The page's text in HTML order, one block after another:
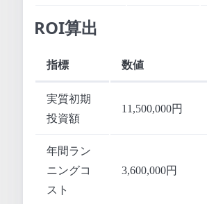
ROI算出
指標 数値
実質初期
投資額
11,500,000円
年間ラン
ニングコ
スト
3,600,000円